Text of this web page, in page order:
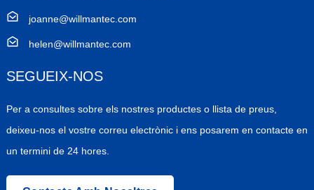
joanne@willmantec.com
helen@willmantec.com
SEGUEIX-NOS
Per a consultes sobre els nostres productes o llista de preus,
deixeu-nos el vostre correu electrònic i ens posarem en contacte en
un termini de 24 hores.